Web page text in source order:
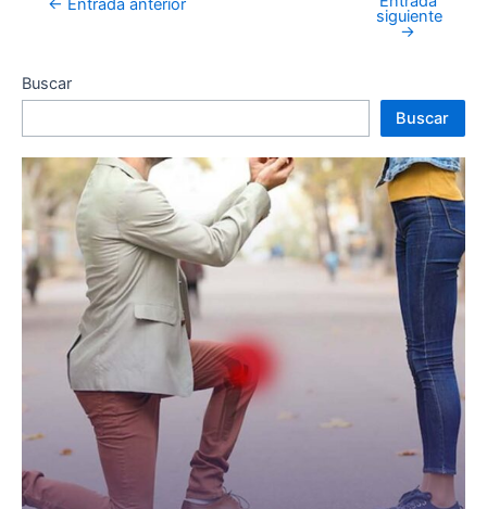
← Entrada anterior
siguiente
→
Buscar
Buscar